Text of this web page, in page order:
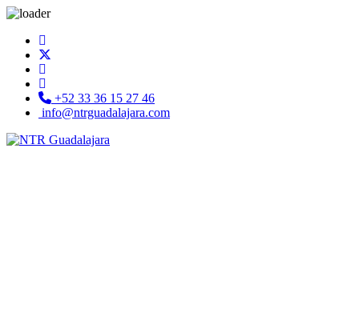
+52 33 36 15 27 46
info@ntrguadalajara.com